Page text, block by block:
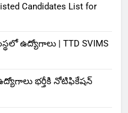
Candidates List for
ఉద్యోగాలు | TTD SVIMS
భర్తీకి నోటిఫికేషన్